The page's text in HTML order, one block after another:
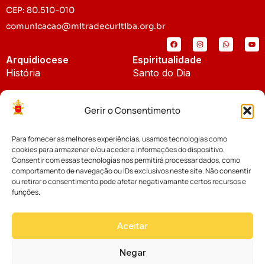
Gerir o Consentimento
Para fornecer as melhores experiências, usamos tecnologias como
cookies para armazenar e/ou aceder a informações do dispositivo.
Consentir com essas tecnologias nos permitirá processar dados, como
comportamento de navegação ou IDs exclusivos neste site. Não consentir
ou retirar o consentimento pode afetar negativamante certos recursos e
funções.
Aceitar
Negar
CEP: 80.510-010
comunicacao@mitradecuritiba.org.br
Arquidiocese
História
Padroeira
Espiritualidade
Santo do Dia
Notícias
Notícias da Arquidiocese
Notícias Cáritas
Palavra dos Bispos
Cúria Diocesana
Fundo Diocesano
Vicariatos da Educação
Eventos